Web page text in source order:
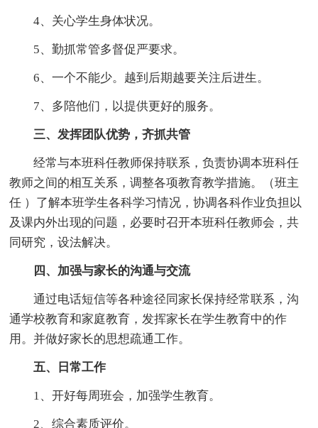
4、关心学生身体状况。
5、勤抓常管多督促严要求。
6、一个不能少。越到后期越要关注后进生。
7、多陪他们，以提供更好的服务。
三、发挥团队优势，齐抓共管
经常与本班科任教师保持联系，负责协调本班科任
教师之间的相互关系，调整各项教育教学措施。（班主
任 ）了解本班学生各科学习情况，协调各科作业负担以
及课内外出现的问题，必要时召开本班科任教师会，共
同研究，设法解决。
四、加强与家长的沟通与交流
通过电话短信等各种途径同家长保持经常联系，沟
通学校教育和家庭教育，发挥家长在学生教育中的作
用。并做好家长的思想疏通工作。
五、日常工作
1、开好每周班会，加强学生教育。
2、综合素质评价。